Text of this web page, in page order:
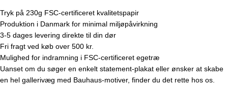
Tryk på 230g FSC-certificeret kvalitetspapir
Produktion i Danmark for minimal miljøpåvirkning
3-5 dages levering direkte til din dør
Fri fragt ved køb over 500 kr.
Mulighed for indramning i FSC-certificeret egetræ
Uanset om du søger en enkelt statement-plakat eller ønsker at skabe
en hel gallerivæg med Bauhaus-motiver, finder du det rette hos os.